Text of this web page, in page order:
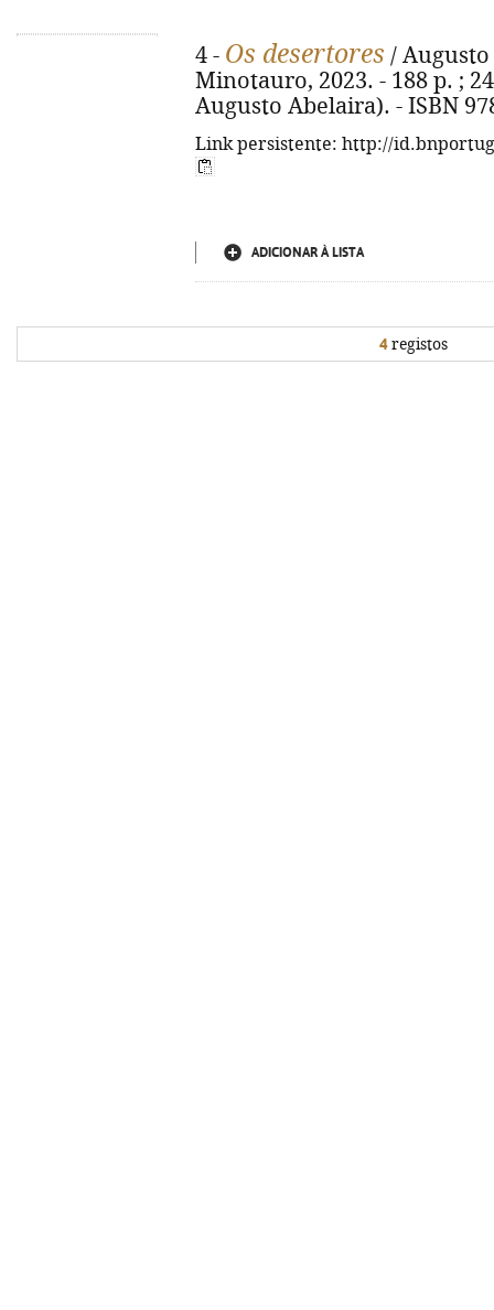
4 - Os desertores / Augusto
Minotauro, 2023. - 188 p. ;
Augusto Abelaira). - ISBN
Link persistente: http://
ADICIONAR À LISTA
4registos